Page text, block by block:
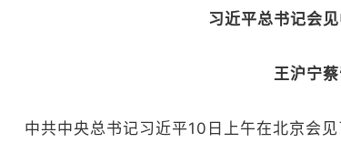
习近平总书记会
王沪宁
中共中央总书记习近平10日上午在北京会见